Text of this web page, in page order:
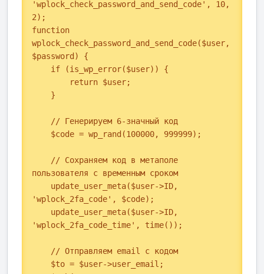
'wplock_check_password_and_send_code', 10,
2);
function
wplock_check_password_and_send_code($user,
$password) {
пользователя с временным сроком
'wplock_2fa_code', $code);
'wplock_2fa_code_time', time());